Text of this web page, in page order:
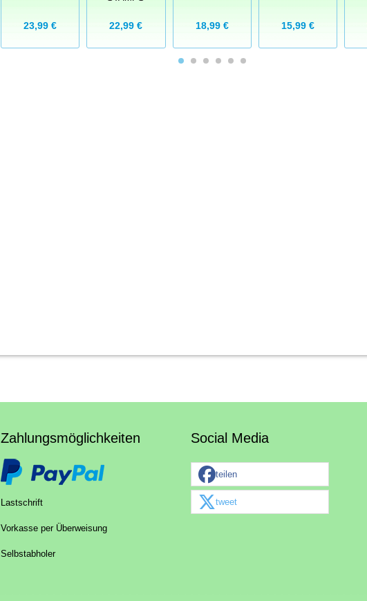
23,99 € 22,99 € 18,99 € 15,99 €
Zahlungsmöglichkeiten
Lastschrift
Vorkasse per Überweisung
Selbstabholer
Social Media
teilen
tweet